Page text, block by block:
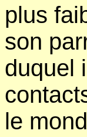
plus
son
duquel
le